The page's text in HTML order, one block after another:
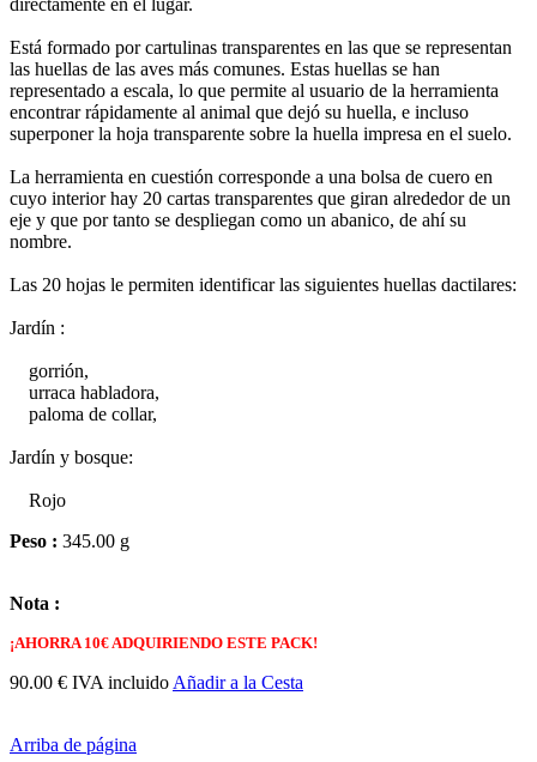
Está formado por cartulinas transparentes en las que se representan
las huellas de las aves más comunes. Estas huellas se han
representado a escala, lo que permite al usuario de la herramienta
encontrar rápidamente al animal que dejó su huella, e incluso
superponer la hoja transparente sobre la huella impresa en el suelo.
La herramienta en cuestión corresponde a una bolsa de cuero en
cuyo interior hay 20 cartas transparentes que giran alrededor de un
eje y que por tanto se despliegan como un abanico, de ahí su
nombre.
Las 20 hojas le permiten identificar las siguientes huellas dactilares:
Jardín :
gorrión,
urraca habladora,
paloma de collar,
Jardín y bosque:
Rojo
Peso : 345.00 g
Nota :
¡AHORRA 10€ ADQUIRIENDO ESTE PACK!
90.00 € IVA incluido Añadir a la Cesta
Arriba de página